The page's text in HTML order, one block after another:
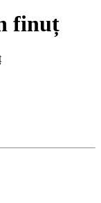
finuț